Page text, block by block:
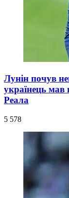
Лунін почув
українець мав
Реала
5 578